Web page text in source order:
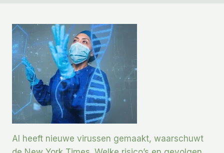
AI heeft nieuwe virussen gemaakt, waarschuwt